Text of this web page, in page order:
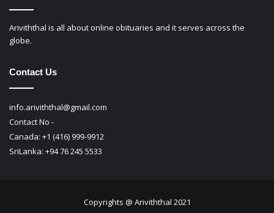
Ariviththal is all about online obituaries and it serves across the
globe.
Contact Us
info.ariviththal@gmail.com
Contact No -
Canada: +1 (416) 999-9912
SriLanka: +94 76 245 5533
Copyrights @ Ariviththal 2021